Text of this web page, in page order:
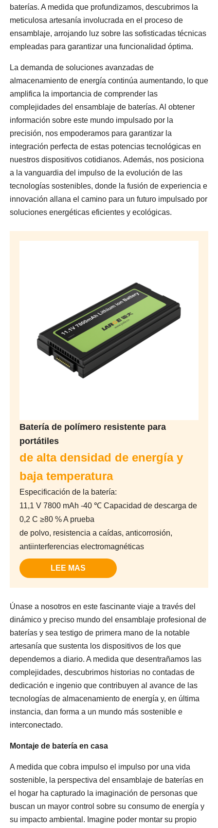
baterías. A medida que profundizamos, descubrimos la
meticulosa artesanía involucrada en el proceso de
ensamblaje, arrojando luz sobre las sofisticadas técnicas
empleadas para garantizar una funcionalidad óptima.
La demanda de soluciones avanzadas de
almacenamiento de energía continúa aumentando, lo que
amplifica la importancia de comprender las
complejidades del ensamblaje de baterías. Al obtener
información sobre este mundo impulsado por la
precisión, nos empoderamos para garantizar la
integración perfecta de estas potencias tecnológicas en
nuestros dispositivos cotidianos. Además, nos posiciona
a la vanguardia del impulso de la evolución de las
tecnologías sostenibles, donde la fusión de experiencia e
innovación allana el camino para un futuro impulsado por
soluciones energéticas eficientes y ecológicas.
Batería de polímero resistente para
portátiles
de alta densidad de energía y
baja temperatura
Especificación de la batería:
11,1 V 7800 mAh -40 ℃ Capacidad de descarga de
0,2 C ≥80 % A prueba
de polvo, resistencia a caídas, anticorrosión,
antiinterferencias electromagnéticas
LEE MAS
Únase a nosotros en este fascinante viaje a través del
dinámico y preciso mundo del ensamblaje profesional de
baterías y sea testigo de primera mano de la notable
artesanía que sustenta los dispositivos de los que
dependemos a diario. A medida que desentrañamos las
complejidades, descubrimos historias no contadas de
dedicación e ingenio que contribuyen al avance de las
tecnologías de almacenamiento de energía y, en última
instancia, dan forma a un mundo más sostenible e
interconectado.
Montaje de batería en casa
A medida que cobra impulso el impulso por una vida
sostenible, la perspectiva del ensamblaje de baterías en
el hogar ha capturado la imaginación de personas que
buscan un mayor control sobre su consumo de energía y
su impacto ambiental. Imagine poder montar su propio